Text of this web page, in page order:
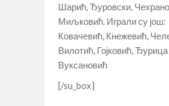
Шарић, Ђуровски,
Миљковић. Играли су још:
Ковачевић, Кнежевић,
Вилотић, Гојковић,
Вуксановић
[/su_box]